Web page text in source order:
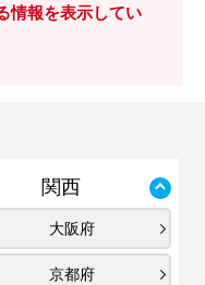
情報を表示してい
関西
大阪府
京都府